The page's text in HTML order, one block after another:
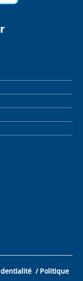
/ Politique